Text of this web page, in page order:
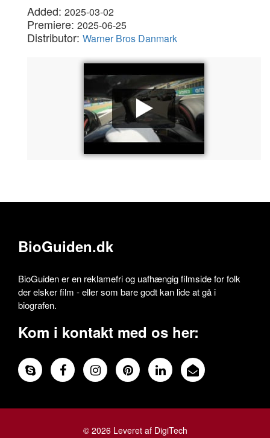
Added: 2025-03-02
Premiere: 2025-06-25
Distributor: Warner Bros Danmark
BioGuiden.dk
BioGuiden er en reklamefri og uafhængig filmside for folk
der elsker film - eller som bare godt kan lide at gå i
biografen.
Kom i kontakt med os her:
© 2026 Leveret af DigiTech